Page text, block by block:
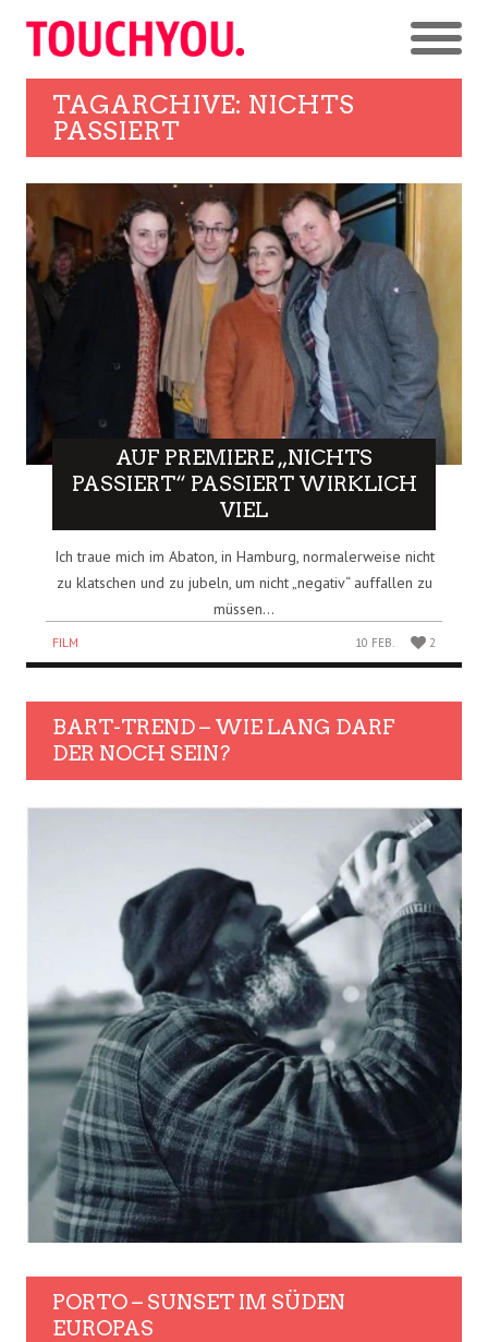
TAGARCHIVE: NICHTS
PASSIERT
AUF PREMIERE „NICHTS
PASSIERT“ PASSIERT WIRKLICH
VIEL
Ich traue mich im Abaton, in Hamburg, normalerweise nicht
zu klatschen und zu jubeln, um nicht „negativ“ auffallen zu
müssen...
FILM 10 FEB. 2
BART-TREND – WIE LANG DARF
DER NOCH SEIN?
PORTO – SUNSET IM SÜDEN
EUROPAS